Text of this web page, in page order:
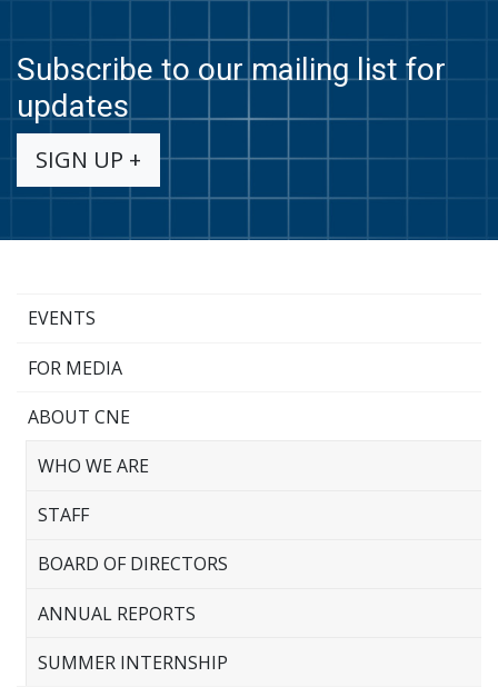
Subscribe to our mailing list for
updates
SIGN UP +
EVENTS
FOR MEDIA
ABOUT CNE
WHO WE ARE
STAFF
BOARD OF DIRECTORS
ANNUAL REPORTS
SUMMER INTERNSHIP